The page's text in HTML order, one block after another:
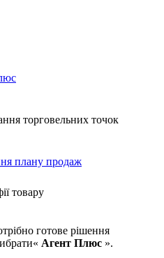
торговельних точок
товару
готове рішення
Агент Плюс ».